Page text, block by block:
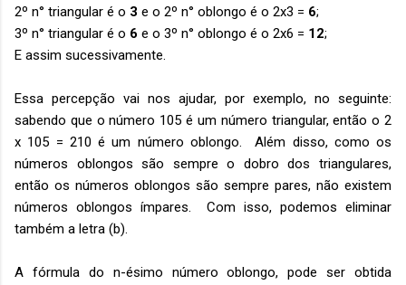
2º n° triangular é o 3 e o 2º n° oblongo é o 2x3 = 6;
3º n° triangular é o 6 e o 3º n° oblongo é o 2x6 = 12;
E assim sucessivamente.
Essa percepção vai nos ajudar, por exemplo, no seguinte:
sabendo que o número 105 é um número triangular, então o 2
x 105 = 210 é um número oblongo. Além disso, como os
números oblongos são sempre o dobro dos triangulares,
então os números oblongos são sempre pares, não existem
números oblongos ímpares. Com isso, podemos eliminar
também a letra (b).
A fórmula do n-ésimo número oblongo, pode ser obtida